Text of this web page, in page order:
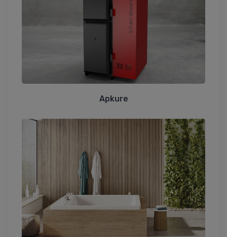
Apkure